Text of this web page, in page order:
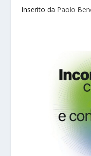
Inserito da Paolo